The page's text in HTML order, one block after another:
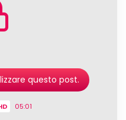
questo post.
05:01